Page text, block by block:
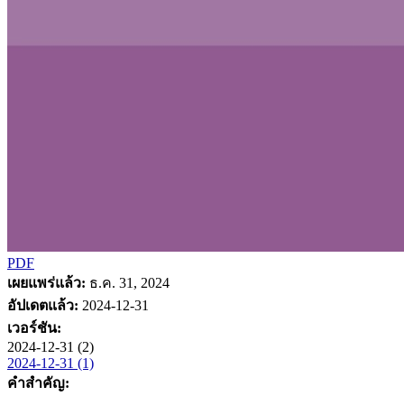
PDF
เผยแพร่แล้ว: ธ.ค. 31, 2024
อัปเดตแล้ว: 2024-12-31
เวอร์ชัน:
2024-12-31 (2)
2024-12-31 (1)
คำสำคัญ: